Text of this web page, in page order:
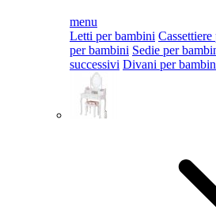
menu
Letti per bambini
per bambini Sedie per
successivi Divani per